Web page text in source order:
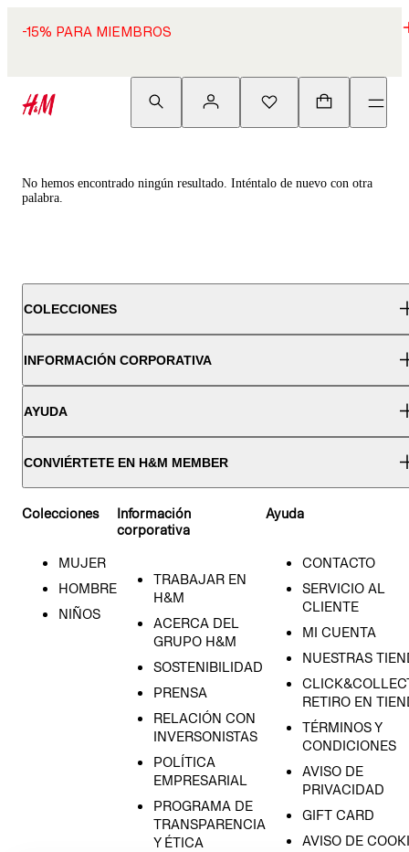
-15% PARA MIEMBROS
No hemos encontrado ningún resultado. Inténtalo de nuevo con otra
palabra.
COLECCIONES
INFORMACIÓN CORPORATIVA
AYUDA
CONVIÉRTETE EN H&M MEMBER
Colecciones
MUJER
HOMBRE
NIÑOS
Información
corporativa
TRABAJAR EN
H&M
ACERCA DEL
GRUPO H&M
SOSTENIBILIDAD
PRENSA
RELACIÓN CON
INVERSONISTAS
POLÍTICA
EMPRESARIAL
PROGRAMA DE
TRANSPARENCIA
Y ÉTICA
Ayuda
CONTACTO
SERVICIO AL
CLIENTE
MI CUENTA
NUESTRAS
RETIRO EN
TÉRMINOS Y
CONDICIONES
AVISO DE
PRIVACIDAD
GIFT CARD
AVISO DE